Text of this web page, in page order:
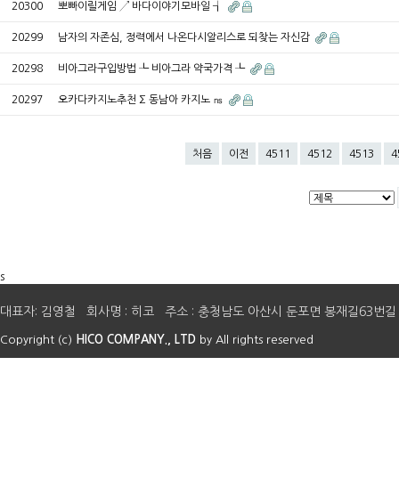
20300 뽀빠이릴게임 ↗ 바다이야기모바일 ┧
20299 남자의 자존심, 정력에서 나온다시알리스로 되찾는 자신감
20298 비아그라구입방법 ┺ 비아그라 약국가격 ┺
20297 오카다카지노추천 ∑ 동남아 카지노 ㎱
처음 이전 4511 4512 4513
s
대표자: 김영철 회사명 : 히코 주소 : 충청남도 아산시 둔포면 봉재길63
Copyright (c) HICO COMPANY., LTD by All rights reserved